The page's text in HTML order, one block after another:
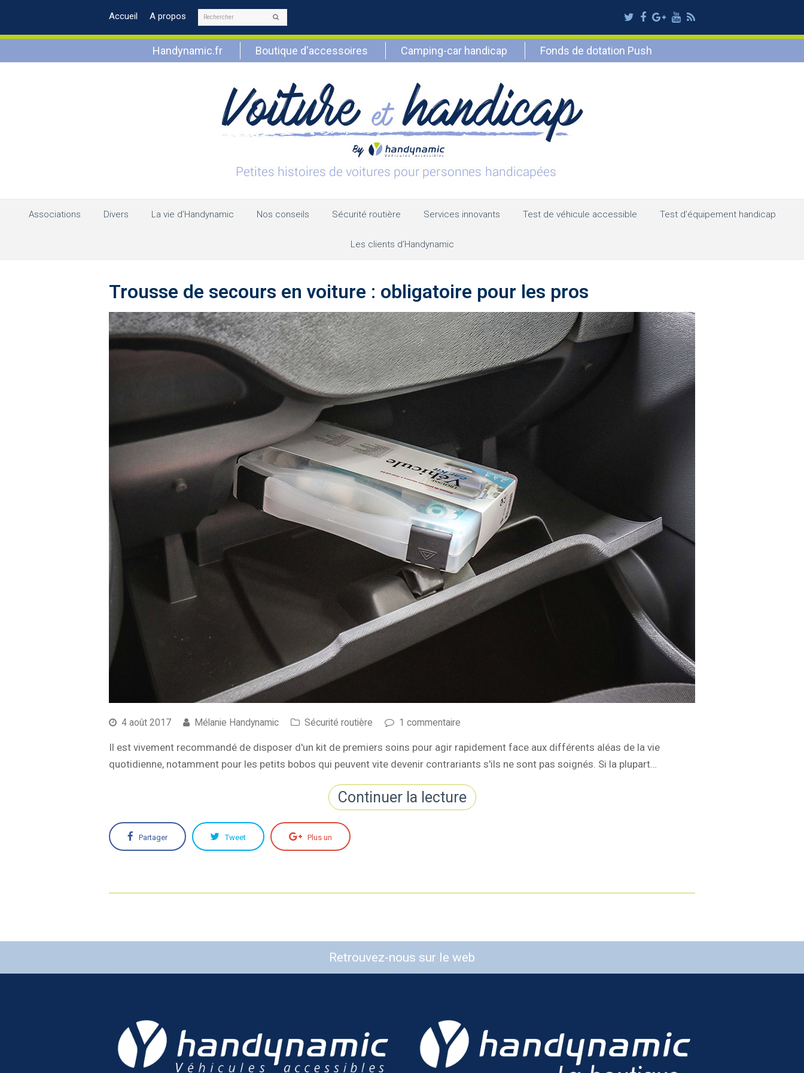
Accueil A propos Rechercher Twitter
Facebook
Google
Plus
Youtube
RSS
Handynamic.fr Boutique d'accessoires Camping-car handicap Fonds de dotation Push
Associations Divers La vie d’Handynamic Nos conseils Sécurité routière Services innovants Test de véhicule accessible Test d’équipement handicap
Les clients d’Handynamic
Trousse de secours en voiture : obligatoire pour les pros
4 août 2017 Mélanie Handynamic Sécurité routière 1 commentaire
Il est vivement recommandé de disposer d'un kit de premiers soins pour agir rapidement face aux différents aléas de la vie
quotidienne, notamment pour les petits bobos qui peuvent vite devenir contrariants s'ils ne sont pas soignés. Si la plupart…
Continuer la lecture
Partager Tweet Plus un
Retrouvez-nous sur le web